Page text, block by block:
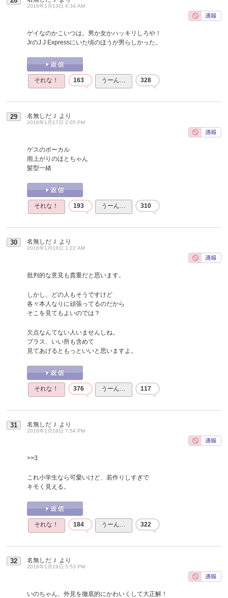
2016年1月13日 4:34 AM
ゲイなのかこいつは。男か女かハッキリしろや！
JrのJ.J Expressにいた頃のほうが男らしかった。
それな！ 163 うーん… 328
29 名無しだＪ より
2016年1月17日 2:05 PM
ゲスのボーカル
雨上がりのほとちゃん
髪型一緒
それな！ 193 うーん… 310
30 名無しだＪ より
2016年1月18日 1:22 AM
批判的な意見も貴重だと思います。
しかし、どの人もそうですけど
各々本人なりに頑張ってるのだから
そこを見てもよいのでは？
欠点なんてない人いませんしね。
プラス、いい所も含めて
見てあげるともっといいと思いますよ。
それな！ 376 うーん… 117
31 名無しだＪ より
2016年1月18日 7:54 PM
>>3
これ小学生なら可愛いけど、若作りしすぎで
キモく見える。
それな！ 184 うーん… 322
32 名無しだＪ より
2016年1月19日 5:53 PM
いのちゃん、外見を徹底的にかわいくして大正解！